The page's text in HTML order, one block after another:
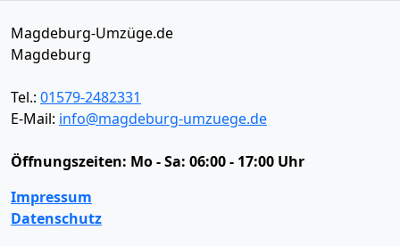
Magdeburg-Umzüge.de
Magdeburg
Tel.: 01579-2482331
E-Mail: info@magdeburg-umzuege.de
Öffnungszeiten: Mo - Sa: 06:00 - 17:00 Uhr
Impressum
Datenschutz